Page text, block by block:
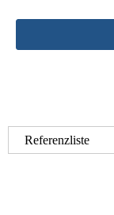
Referenzliste